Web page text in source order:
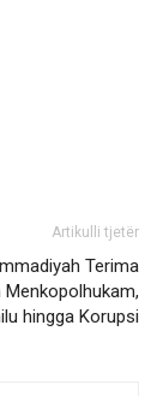
Artikulli tjetër
Terima
Menkopolhukam,
hingga Korupsi